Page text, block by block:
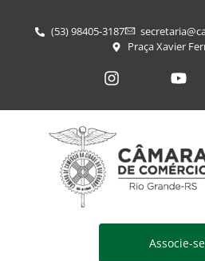
(53) 98405-3187
Praça Xavier
Associe-